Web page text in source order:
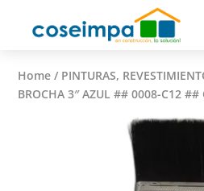
Home / PINTURAS,
BROCHA 3″ AZUL ## 0008-C12 ##